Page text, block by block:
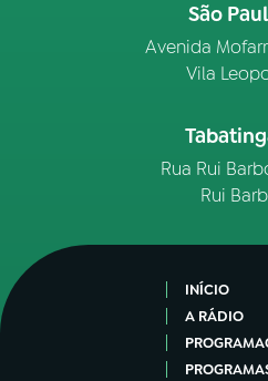
São
Avenida
Vila
Rua Rui
Rui
INÍCIO
A RÁDIO